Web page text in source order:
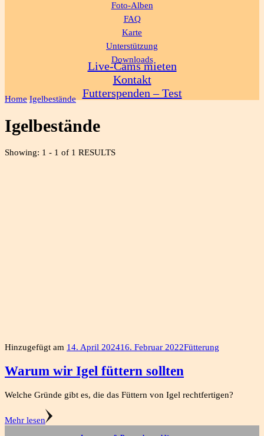
Foto-Alben
FAQ
Karte
Unterstützung
Downloads
Live-Cams mieten
Kontakt
Futterspenden – Test
Home Igelbestände
Igelbestände
Showing: 1 - 1 of 1 RESULTS
Hinzugefügt am 14. April 202416. Februar 2022Fütterung
Warum wir Igel füttern sollten
Welche Gründe gibt es, die das Füttern von Igel rechtfertigen?
Mehr lesen